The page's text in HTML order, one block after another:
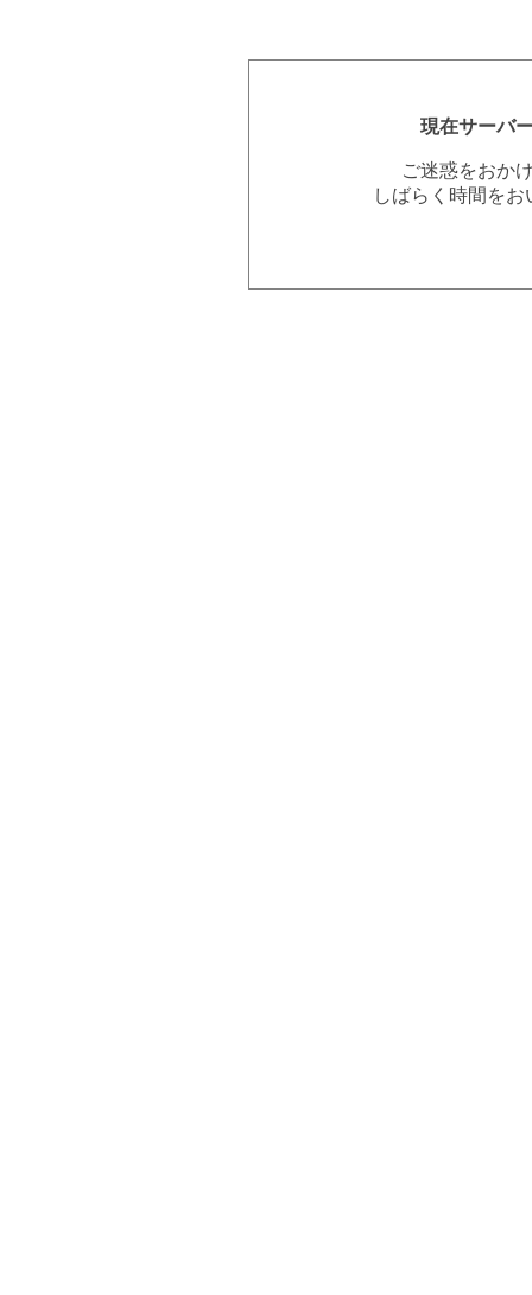
現在サーバ
ご迷惑をおか
しばらく時間を